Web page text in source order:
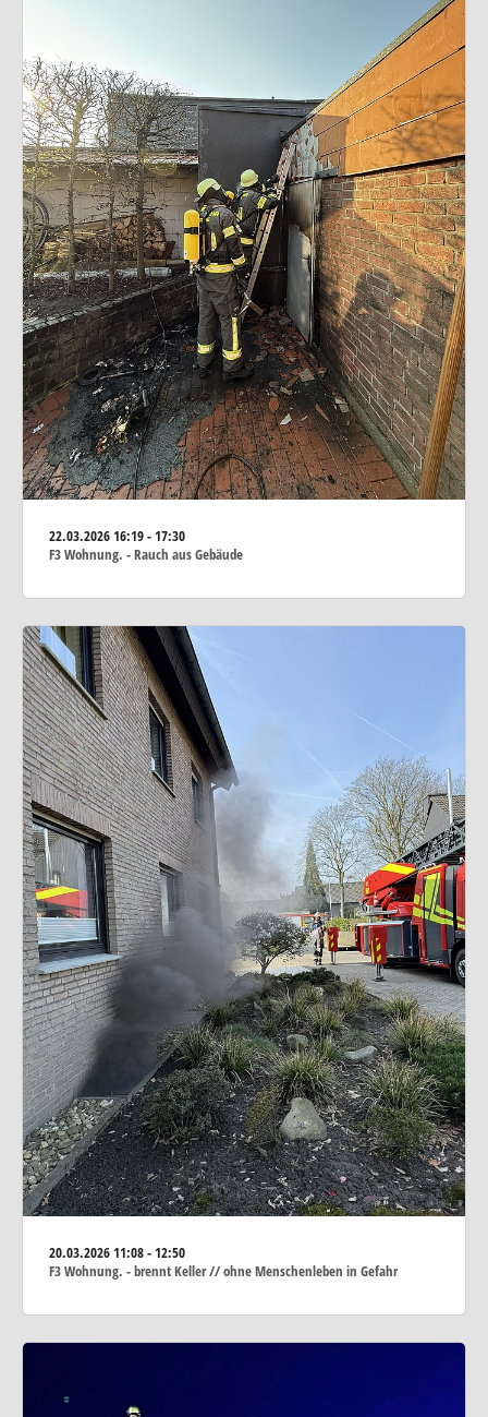
22.03.202616:19 - 17:30
F3 Wohnung. - Rauch aus Gebäude
20.03.202611:08 - 12:50
F3 Wohnung. - brennt Keller // ohne Menschenleben in Gefahr